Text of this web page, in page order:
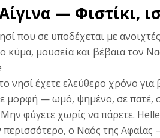
— Φιστίκι,
που σε υποδέχεται με
κύμα, μουσεία και βέβαια τον
νησί έχετε ελεύθερο χρόνο
μορφή — ωμό, ψημένο, σε πατέ,
φύγετε χωρίς να πάρετε.
ο Ναός της Αφαίας